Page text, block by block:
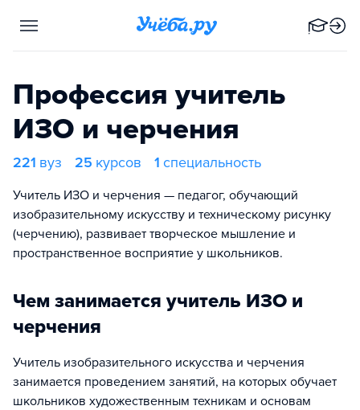
Профессия учитель
ИЗО и черчения
221 вуз 25 курсов 1 специальность
Учитель ИЗО и черчения — педагог, обучающий
изобразительному искусству и техническому рисунку
(черчению), развивает творческое мышление и
пространственное восприятие у школьников.
Чем занимается учитель ИЗО и
черчения
Учитель изобразительного искусства и черчения
занимается проведением занятий, на которых обучает
школьников художественным техникам и основам